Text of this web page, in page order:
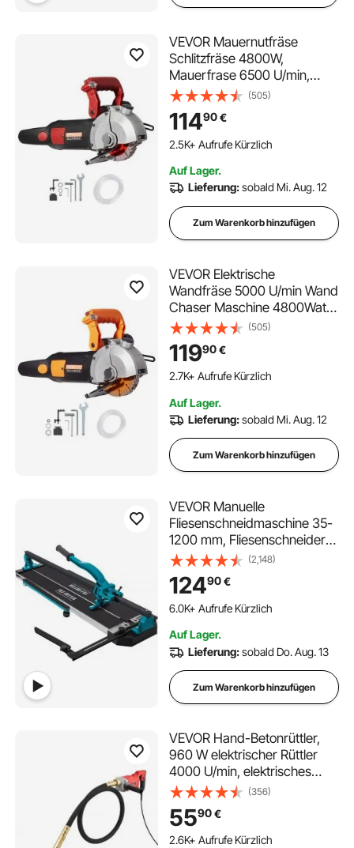
VEVOR Mauernutfräse
Schlitzfräse 4800W,
Mauerfrase 6500 U/min,
Mauerfräse Schlitzfräse mit
34 mm Tiefe, 38 mm Breite,
Elektrische Nut Maschine
54x20x24 cm mit 5 φ125
Baustelle
(505)
11490€
2.5K+ Aufrufe Kürzlich
Auf Lager.
Lieferung:sobald Mi. Aug. 12
Zum Warenkorb hinzufügen
VEVOR Elektrische
Wandfräse 5000 U/min Wand
Chaser Maschine 4800Watt
Wand Groove
Schneidemaschine
Stoßmaschine 42mm für
Ziegel Granit Marmor Beton
x Sägeblätter
(505)
11990€
139 im Warenkorb
139 im Warenkorb
2.7K+ Aufrufe Kürzlich
Auf Lager.
Lieferung:sobald Mi. Aug. 12
Zum Warenkorb hinzufügen
VEVOR Manuelle
Fliesenschneidmaschine 35-
1200 mm, Fliesenschneider
aus Alu mit Laser-
Positionierung
Doppelspuriger
Führungsschiene &
Präzision für Keramikfliesen
Bodenfliesen
(2,148)
12490€
174 im Warenkorb
174 im Warenkorb
6.0K+ Aufrufe Kürzlich
Auf Lager.
Lieferung:sobald Do. Aug. 13
Zum Warenkorb hinzufügen
VEVOR Hand-Betonrüttler,
960 W elektrischer Rüttler
4000 U/min, elektrisches
Betonrüttlerwerkzeug mit 2 m
Schaftstange, tragbarer
Bleistift-Zementrüttler zum
Entfernen von Luftblasen und
(356)
5590€
220 im Warenkorb